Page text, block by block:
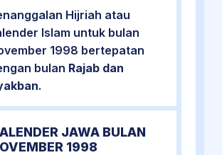
Hijriah atau
Islam untuk bulan
1998 bertepatan
bulan Rajab dan
.
JAWA BULAN
1998